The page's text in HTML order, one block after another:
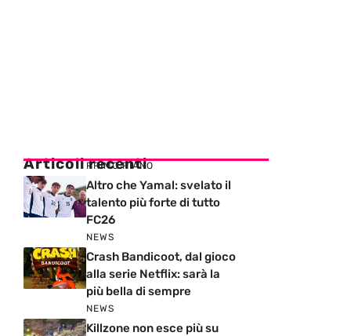
Articoli recenti
PRIMO PIANO
Altro che Yamal: svelato il
talento più forte di tutto
FC26
NEWS
Crash Bandicoot, dal gioco
alla serie Netflix: sarà la
più bella di sempre
NEWS
Killzone non esce più su